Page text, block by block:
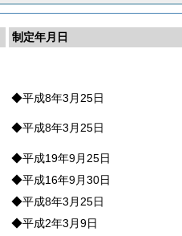
制定年月日
◆平成8年3月25日
◆平成8年3月25日
◆平成19年9月25日
◆平成16年9月30日
◆平成8年3月25日
◆平成2年3月9日